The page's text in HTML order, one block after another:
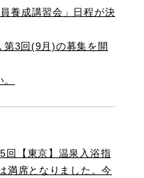
養成講習会」日程が決
3回(9月)の募集を開
回【東京】温泉入浴指
満席となりました。今